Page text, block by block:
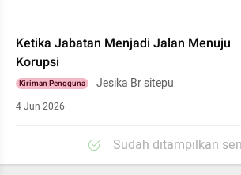
Ketika Jabatan Menjadi Jalan Menuju
Korupsi
Kiriman Pengguna Jesika Br sitepu
4 Jun 2026
Sudah ditampilkan